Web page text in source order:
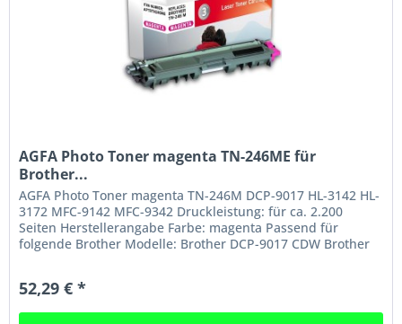
AGFA Photo Toner magenta TN-246ME für
Brother...
AGFA Photo Toner magenta TN-246M DCP-9017 HL-3142 HL-
3172 MFC-9142 MFC-9342 Druckleistung: für ca. 2.200
Seiten Herstellerangabe Farbe: magenta Passend für
folgende Brother Modelle: Brother DCP-9017 CDW Brother
52,29 € *